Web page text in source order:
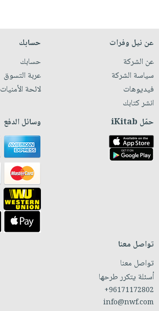
عن نيل وفرات
عن الشركة
سياسة الشركة
فيديوهات
انشر كتابك
حسابك
حسابك
عربة التسوق
لائحة الأمنيات
حمّل iKitab وسائل الدفع
تواصل معنا
تواصل معنا
أسئلة يتكرر طرحها
+96171172802
info@nwf.com